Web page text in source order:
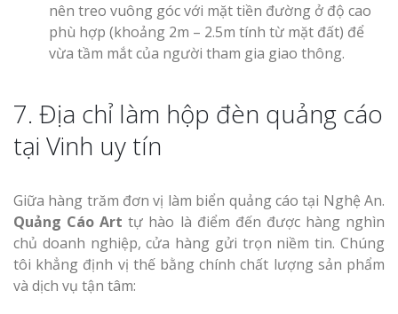
nên treo vuông góc với mặt tiền đường ở độ cao
phù hợp (khoảng 2m – 2.5m tính từ mặt đất) để
vừa tầm mắt của người tham gia giao thông.
7. Địa chỉ làm hộp đèn quảng cáo
tại Vinh uy tín
Giữa hàng trăm đơn vị làm biển quảng cáo tại Nghệ An.
Quảng Cáo Art tự hào là điểm đến được hàng nghìn
chủ doanh nghiệp, cửa hàng gửi trọn niềm tin. Chúng
tôi khẳng định vị thế bằng chính chất lượng sản phẩm
và dịch vụ tận tâm: